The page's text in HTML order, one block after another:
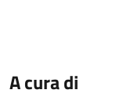
A cura di